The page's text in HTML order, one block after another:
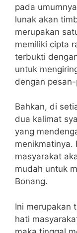
pada
lunak akan
merupakan
memiliki cipta
terbukti
untuk
dengan
Bahkan, di
dua kalimat
yang
menikmatinya.
masyarakat
mudah untuk
Bonang.
Ini merupakan
hati